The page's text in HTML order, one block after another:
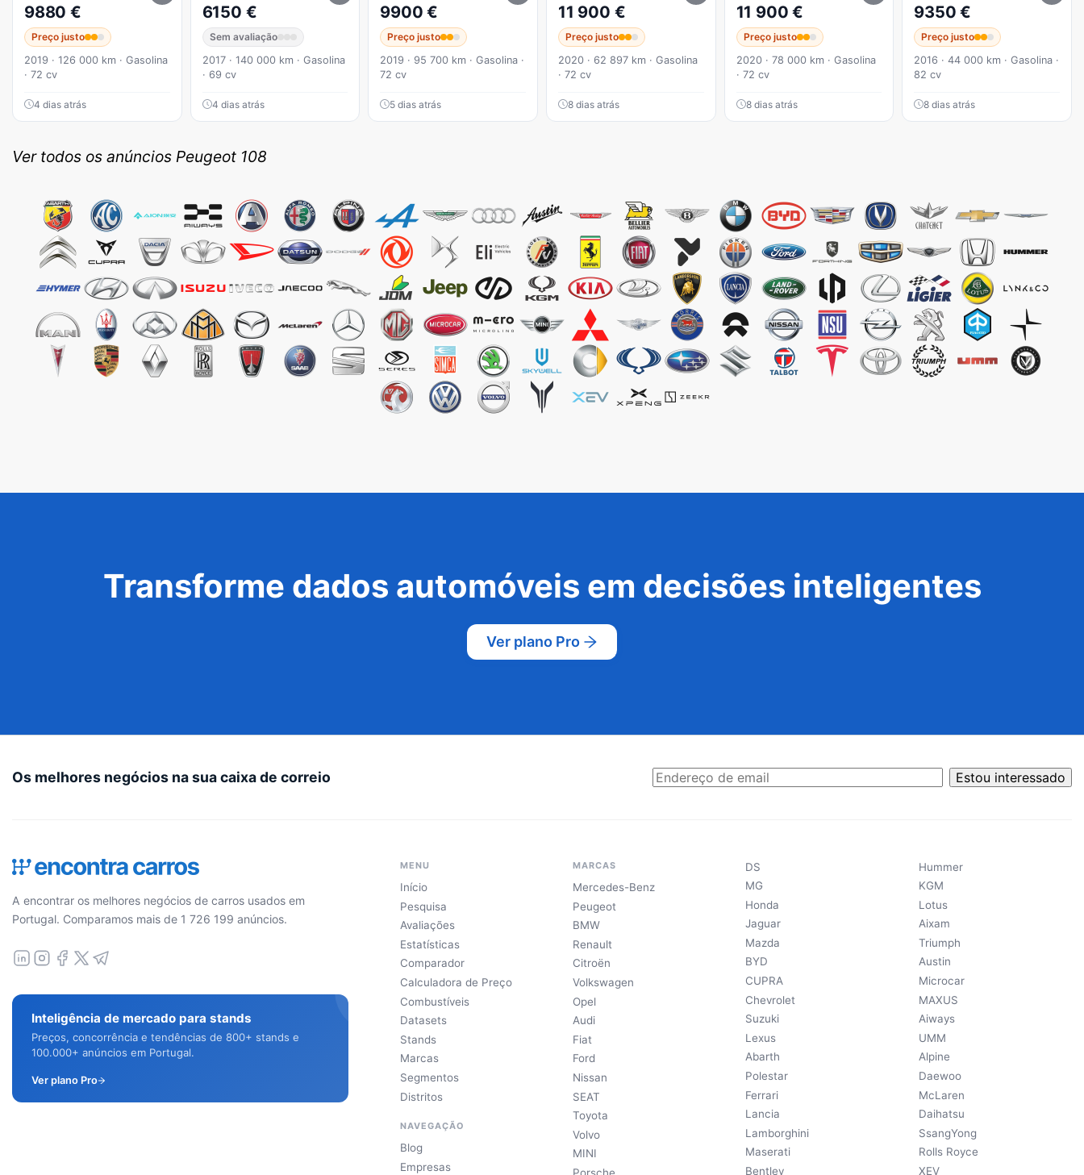
9880 €
Preço justo
2019 · 126 000 km · Gasolina
· 72 cv
4 dias atrás
6150 €
Sem avaliação
2017 · 140 000 km · Gasolina
· 69 cv
4 dias atrás
9900 €
Preço justo
2019 · 95 700 km · Gasolina ·
72 cv
5 dias atrás
11 900 €
Preço justo
2020 · 62 897 km · Gasolina
· 72 cv
8 dias atrás
11 900 €
Preço justo
2020 · 78 000 km · Gasolina
· 72 cv
8 dias atrás
9350 €
Preço justo
2016 · 44 000 km · Gasolina ·
82 cv
8 dias atrás
Ver todos os anúncios Peugeot 108
Transforme dados automóveis em decisões inteligentes
Ver plano Pro
Os melhores negócios na sua caixa de correio Estou interessado
A encontrar os melhores negócios de carros usados em
Portugal. Comparamos mais de 1 726 199 anúncios.
Inteligência de mercado para stands
Preços, concorrência e tendências de 800+ stands e
100.000+ anúncios em Portugal.
Ver plano Pro
MENU
Início
Pesquisa
Avaliações
Estatísticas
Comparador
Calculadora de Preço
Combustíveis
Datasets
Stands
Marcas
Segmentos
Distritos
NAVEGAÇÃO
Blog
Empresas
MARCAS
Mercedes-Benz
Peugeot
BMW
Renault
Citroën
Volkswagen
Opel
Audi
Fiat
Ford
Nissan
SEAT
Toyota
Volvo
MINI
DS
MG
Honda
Jaguar
Mazda
BYD
CUPRA
Chevrolet
Suzuki
Lexus
Abarth
Polestar
Ferrari
Lancia
Lamborghini
Maserati
Bentley
Hummer
KGM
Lotus
Aixam
Triumph
Austin
Microcar
MAXUS
Aiways
UMM
Alpine
Daewoo
McLaren
Daihatsu
SsangYong
Rolls Royce
XEV